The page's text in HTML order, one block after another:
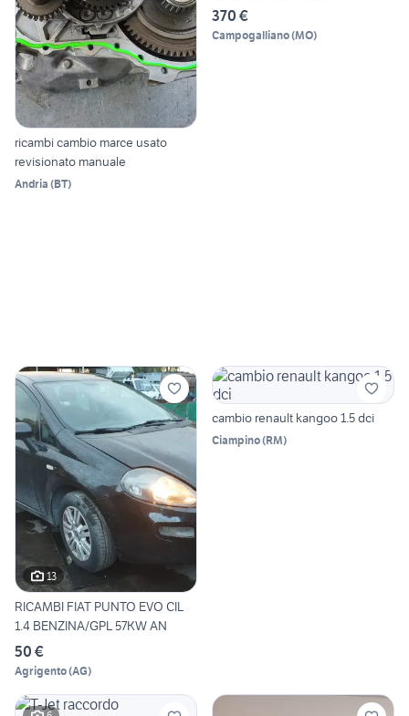
ricambi cambio marce usato
revisionato manuale
Andria (BT)
370 €
Campogalliano(MO)
13
RICAMBI FIAT PUNTO EVO CIL
1.4 BENZINA/GPL 57KW AN
50 €
Agrigento(AG)
cambio renault kangoo 1.5 dci
Ciampino(RM)